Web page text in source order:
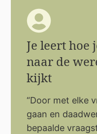
Je leert hoe
naar de
kijkt
“Door met elke
gaan en
bepaalde